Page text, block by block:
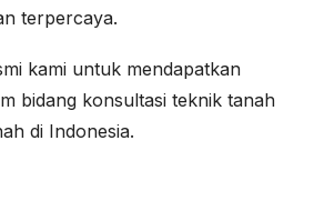
terpercaya.
kami untuk mendapatkan
bidang konsultasi teknik tanah
di Indonesia.